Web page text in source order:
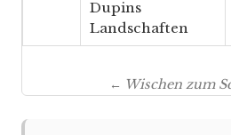
Dupins
Landschaften
← Wischen zum